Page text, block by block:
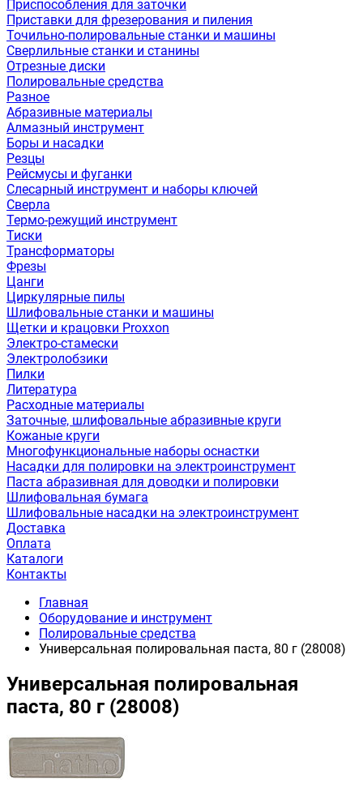
Приспособления для заточки
Приставки для фрезерования и пиления
Точильно-полировальные станки и машины
Сверлильные станки и станины
Отрезные диски
Полировальные средства
Разное
Абразивные материалы
Алмазный инструмент
Боры и насадки
Резцы
Рейсмусы и фуганки
Слесарный инструмент и наборы ключей
Сверла
Термо-режущий инструмент
Тиски
Трансформаторы
Фрезы
Цанги
Циркулярные пилы
Шлифовальные станки и машины
Щетки и крацовки Proxxon
Электро-стамески
Электролобзики
Пилки
Литература
Расходные материалы
Заточные, шлифовальные абразивные круги
Кожаные круги
Многофункциональные наборы оснастки
Насадки для полировки на электроинструмент
Паста абразивная для доводки и полировки
Шлифовальная бумага
Шлифовальные насадки на электроинструмент
Доставка
Оплата
Каталоги
Контакты
Главная
Оборудование и инструмент
Полировальные средства
Универсальная полировальная паста, 80 г (28008)
Универсальная полировальная
паста, 80 г (28008)